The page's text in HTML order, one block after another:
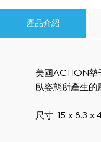
產品介紹
美國ACTION墊
臥姿態所產生
尺寸: 15 x 8.3 x